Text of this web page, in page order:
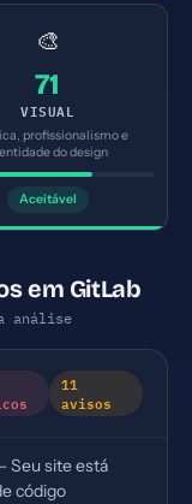
🎨
71
VISUAL
profissionalismo e
do design
Aceitável
em GitLab
análise
11
avisos
Seu site está
código